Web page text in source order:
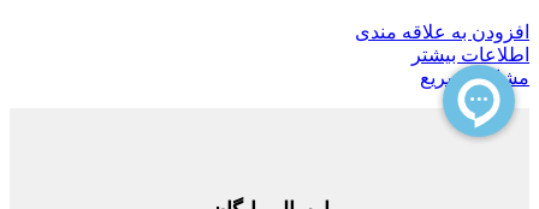
افزودن به علاقه مندی
اطلاعات بیشتر
مشاهده سریع